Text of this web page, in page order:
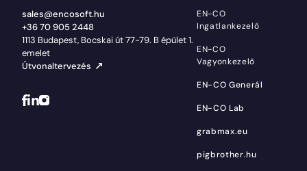
sales@encosoft.hu
+36 70 905 2448
1113 Budapest, Bocskai út 77-79. B épület 1.
emelet
Útvonaltervezés
EN-CO
Ingatlankezelő
EN-CO
Vagyonkezelő
EN-CO Generál
EN-CO Lab
grabmax.eu
pigbrother.hu